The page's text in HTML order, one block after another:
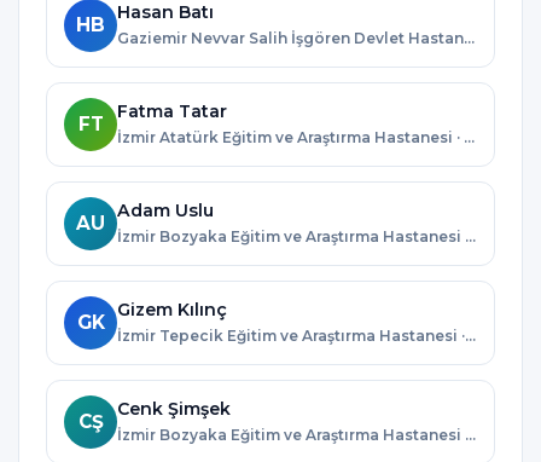
HB
Hasan Batı
Gaziemir Nevvar Salih İşgören Devlet Hastanesi · İzmir
FT
Fatma Tatar
İzmir Atatürk Eğitim ve Araştırma Hastanesi · İzmir
AU
Adam Uslu
İzmir Bozyaka Eğitim ve Araştırma Hastanesi · İzmir
GK
Gizem Kılınç
İzmir Tepecik Eğitim ve Araştırma Hastanesi · İzmir
CŞ
Cenk Şimşek
İzmir Bozyaka Eğitim ve Araştırma Hastanesi · İzmir